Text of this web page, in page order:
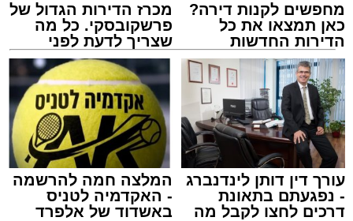
מחפשים לקנות דירה?
כאן תמצאו את כל
הדירות החדשות
למכירה באשדוד >>>
מכרז הדירות הגדול של
פרשקובסקי. כל מה
שצריך לדעת לפני
שמגישים הצעה לדירה
באשדוד
עורך דין דותן לינדנברג
- נפגעתם בתאונת
דרכים לחצו לקבל מה
המלצה חמה להרשמה
- האקדמיה לטניס
באשדוד של אלפרד